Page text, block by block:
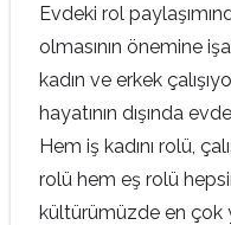
Evdeki rol
olmasının önemine
kadın ve erkek
hayatının dışında
Hem iş kadını rolü,
rolü hem eş rolü
kültürümüzde en çok